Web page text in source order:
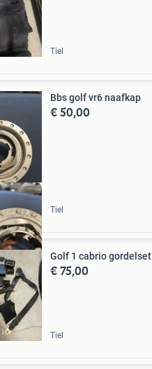
Tiel
Bbs golf vr6 naafkap
€ 50,00
Tiel
Golf 1 cabrio gordelset
€ 75,00
Tiel